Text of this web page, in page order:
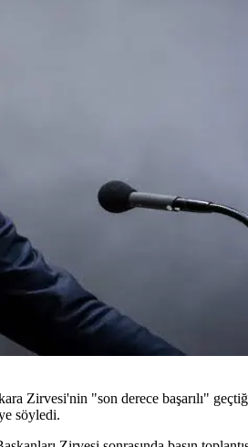
Zirvesi'nin "son derece başarılı"
söyledi.